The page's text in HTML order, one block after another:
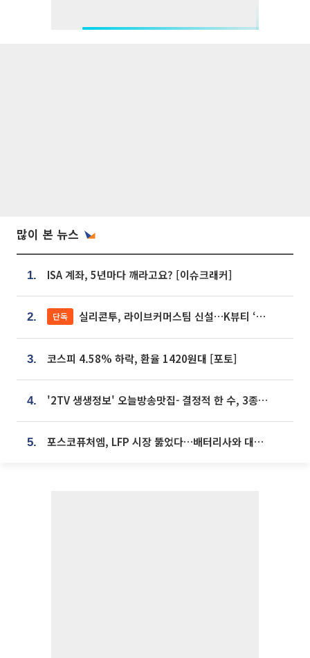
많이 본 뉴스
1. ISA 계좌, 5년마다 깨라고요? [이슈크래커]
2. 단독 실리콘투, 라이브커머스팀 신설…K뷰티 ‘글로벌 판매망’ 확대[K뷰티 라방戰]
3. 코스피 4.58% 하락, 환율 1420원대 [포토]
4. '2TV 생생정보' 오늘방송맛집- 결정적 한 수, 3종 메밀면! 메밀 소바 맛집 '의○○○○'
5. 포스코퓨처엠, LFP 시장 뚫었다…배터리사와 대규모 장기 공급 합의